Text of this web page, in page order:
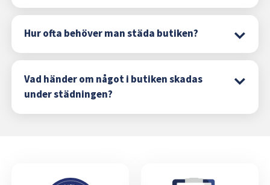
Hur ofta behöver man städa butiken?
Vad händer om något i butiken skadas
under städningen?